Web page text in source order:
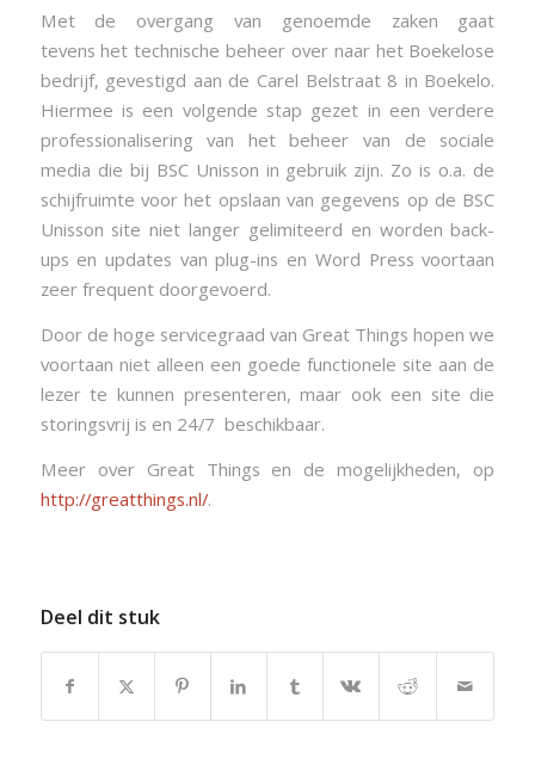
Met de overgang van genoemde zaken gaat
tevens het technische beheer over naar het Boekelose
bedrijf, gevestigd aan de Carel Belstraat 8 in Boekelo.
Hiermee is een volgende stap gezet in een verdere
professionalisering van het beheer van de sociale
media die bij BSC Unisson in gebruik zijn. Zo is o.a. de
schijfruimte voor het opslaan van gegevens op de BSC
Unisson site niet langer gelimiteerd en worden back-
ups en updates van plug-ins en Word Press voortaan
zeer frequent doorgevoerd.
Door de hoge servicegraad van Great Things hopen we
voortaan niet alleen een goede functionele site aan de
lezer te kunnen presenteren, maar ook een site die
storingsvrij is en 24/7 beschikbaar.
Meer over Great Things en de mogelijkheden, op
http://greatthings.nl/.
Deel dit stuk